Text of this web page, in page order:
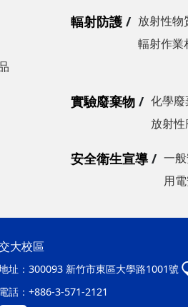
輻射防護 放射性物
輻射作業
實驗廢棄物 化學廢
放射
安全衛生宣導 一
用
大校區
址： 300093 新竹市東區大學路1001號
電話： +886-3-571-2121